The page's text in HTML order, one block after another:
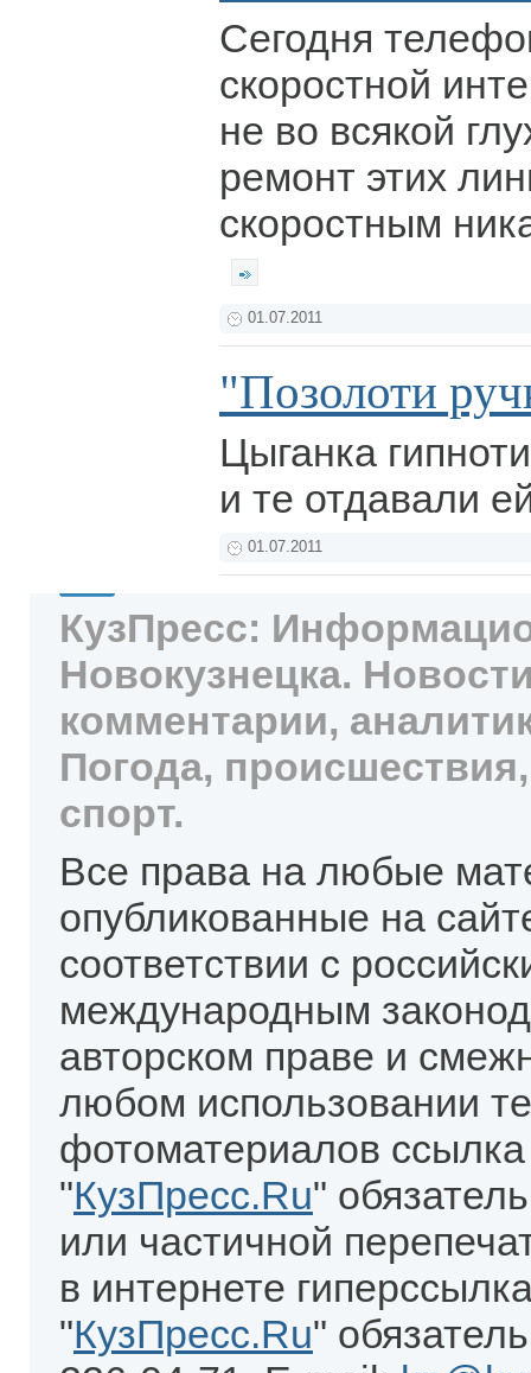
Сегодня
скоростной
не во всякой
ремонт этих
скоростным
01.07.2011
"Позолоти
Цыганка
и те отдавали
01.07.2011
КузПресс:
Новокузнецка.
комментарии,
Погода,
спорт.
Все права на любые
опубликованные на
соответствии с
международным
авторском праве и
любом использовании
фотоматериалов
"КузПресс.Ru"
или частичной
в интернете
"КузПресс.Ru"